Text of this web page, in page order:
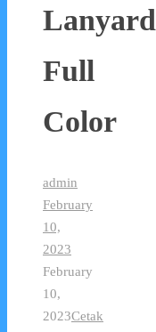
Lanyard
Full
Color
admin
February
10,
2023
February
10,
2023Cetak